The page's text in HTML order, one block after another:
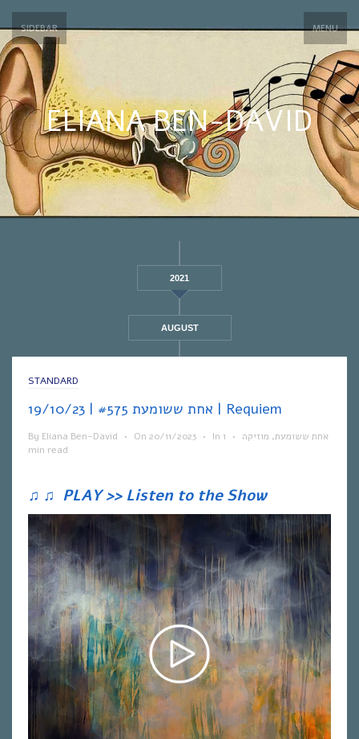
SIDEBAR MENU
ELIANA BEN-DAVID
2021
AUGUST
STANDARD
אחת ששומעת #575 | 19/10/23 | Requiem
By Eliana Ben-David • On 20/11/2023 • In אחת ששומעת, מוזיקה •
1
min read
♫ ♫ PLAY >> Listen to the Show